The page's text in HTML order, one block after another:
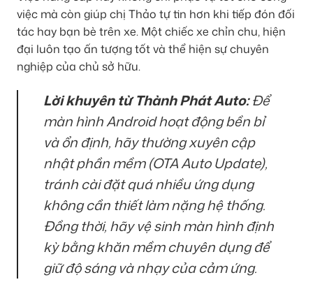
việc mà còn giúp chị Thảo tự tin hơn khi tiếp đón đối
tác hay bạn bè trên xe. Một chiếc xe chỉn chu, hiện
đại luôn tạo ấn tượng tốt và thể hiện sự chuyên
nghiệp của chủ sở hữu.
Lời khuyên từ Thành Phát Auto:Để
màn hình Android hoạt động bền bỉ
và ổn định, hãy thường xuyên cập
nhật phần mềm (OTA Auto Update),
tránh cài đặt quá nhiều ứng dụng
không cần thiết làm nặng hệ thống.
Đồng thời, hãy vệ sinh màn hình định
kỳ bằng khăn mềm chuyên dụng để
giữ độ sáng và nhạy của cảm ứng.